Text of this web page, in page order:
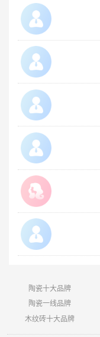
陶瓷十大品牌
陶瓷一线品牌
木纹砖十大品牌